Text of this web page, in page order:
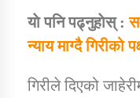
याे पनि पढ्नुहाेस् :
न्याय माग्दै गिरीको
गिरीले दिएको